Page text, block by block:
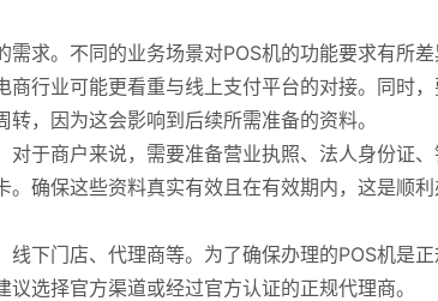
求。不同的业务场景对POS机的功能要求有所
行业可能更看重与线上支付平台的对接。同时
，因为这会影响到后续所需准备的资料。
对于商户来说，需要准备营业执照、法人身份证
确保这些资料真实有效且在有效期内，这是顺利
下门店、代理商等。为了确保办理的POS机是
选择官方渠道或经过官方认证的正规代理商。